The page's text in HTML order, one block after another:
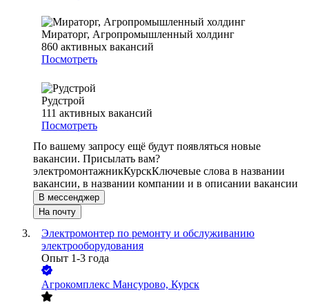
Мираторг, Агропромышленный холдинг
860 активных вакансий
Посмотреть
Рудстрой
111 активных вакансий
Посмотреть
По вашему запросу ещё будут появляться новые
вакансии. Присылать вам?
электромонтажникКурскКлючевые слова в названии
вакансии, в названии компании и в описании вакансии
В мессенджер
На почту
Электромонтер по ремонту и обслуживанию
электрооборудования
Опыт 1-3 года
Агрокомплекс Мансурово, Курск